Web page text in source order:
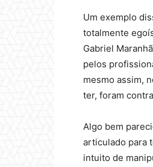
Um exemplo
totalmente
Gabriel
pelos
mesmo assim,
ter, foram
Algo bem
articulado para
intuito de